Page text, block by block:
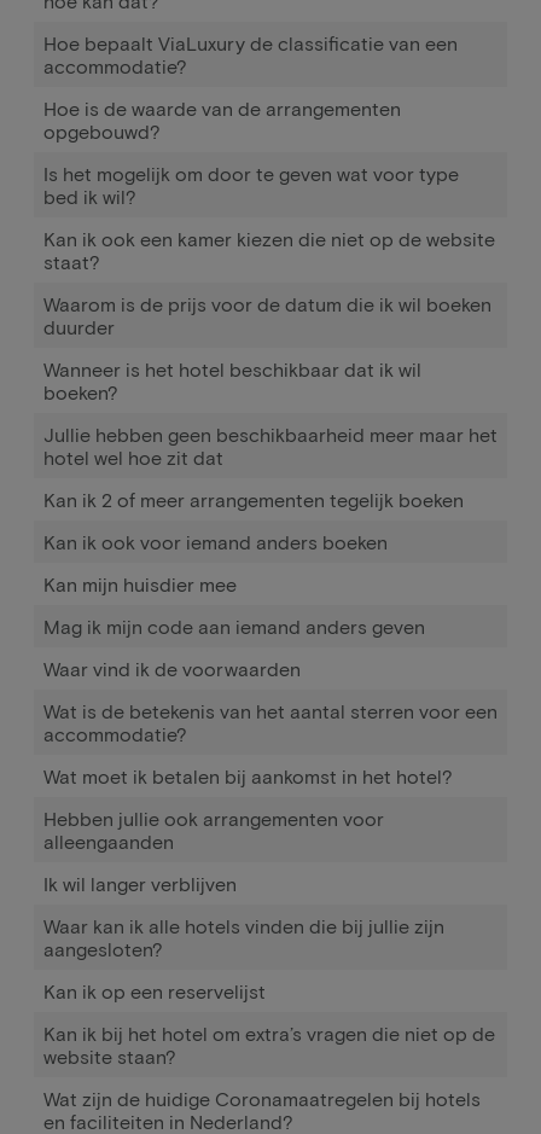
Hoe bepaalt ViaLuxury de classificatie van een
accommodatie?
Hoe is de waarde van de arrangementen
opgebouwd?
Is het mogelijk om door te geven wat voor type
bed ik wil?
Kan ik ook een kamer kiezen die niet op de website
staat?
Waarom is de prijs voor de datum die ik wil boeken
duurder
Wanneer is het hotel beschikbaar dat ik wil
boeken?
Jullie hebben geen beschikbaarheid meer maar het
hotel wel hoe zit dat
Kan ik 2 of meer arrangementen tegelijk boeken
Kan ik ook voor iemand anders boeken
Kan mijn huisdier mee
Mag ik mijn code aan iemand anders geven
Waar vind ik de voorwaarden
Wat is de betekenis van het aantal sterren voor een
accommodatie?
Wat moet ik betalen bij aankomst in het hotel?
Hebben jullie ook arrangementen voor
alleengaanden
Ik wil langer verblijven
Waar kan ik alle hotels vinden die bij jullie zijn
aangesloten?
Kan ik op een reservelijst
Kan ik bij het hotel om extra’s vragen die niet op de
website staan?
Wat zijn de huidige Coronamaatregelen bij hotels
en faciliteiten in Nederland?